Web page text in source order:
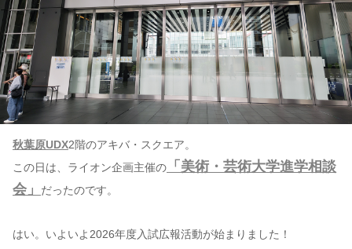
秋葉原UDX2階のアキバ・スクエア。
この日は、ライオン企画主催の
「美術・芸術大学進学相談
会」
だったのです。
はい。いよいよ2026年度入試広報活動が始まりました！